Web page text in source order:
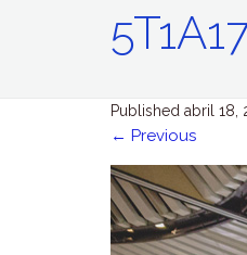
Published abril 18,
← Previous